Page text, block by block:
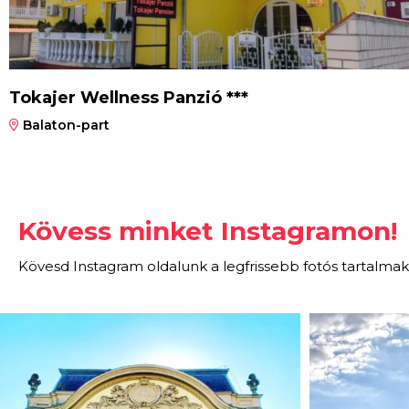
Tokajer Wellness Panzió ***
Balaton-part
Kövess minket Instagramon!
Kövesd Instagram oldalunk a legfrissebb fotós